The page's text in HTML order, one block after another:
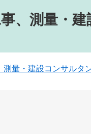
、測量・
量・建設コンサルタ